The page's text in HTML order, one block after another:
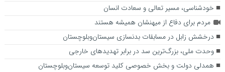
خودشناسی، مسیر تعالی و سعادت انسان
مردم برای دفاع از میهنشان همیشه هستند
درخشش زابل در مسابقات بدنسازی سیستان‌وبلوچستان
وحدت ملی، بزرگ‌ترین سد در برابر تهدیدهای خارجی
همدلی دولت و بخش خصوصی کلید توسعه سیستان‌وبلوچستان